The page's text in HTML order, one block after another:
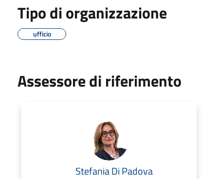
Tipo di organizzazione
ufficio
Assessore di riferimento
Stefania Di Padova